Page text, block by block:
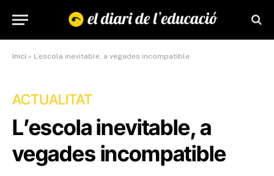
Inici » L’escola inevitable, a vegades incompatible
ACTUALITAT
L’escola inevitable, a
vegades incompatible